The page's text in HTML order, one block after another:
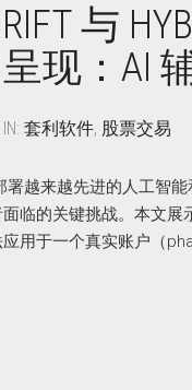
与
现：AI
套利软件, 股票交易
越来越先进的人工智
临的关键挑战。本文
用于一个真实账户（